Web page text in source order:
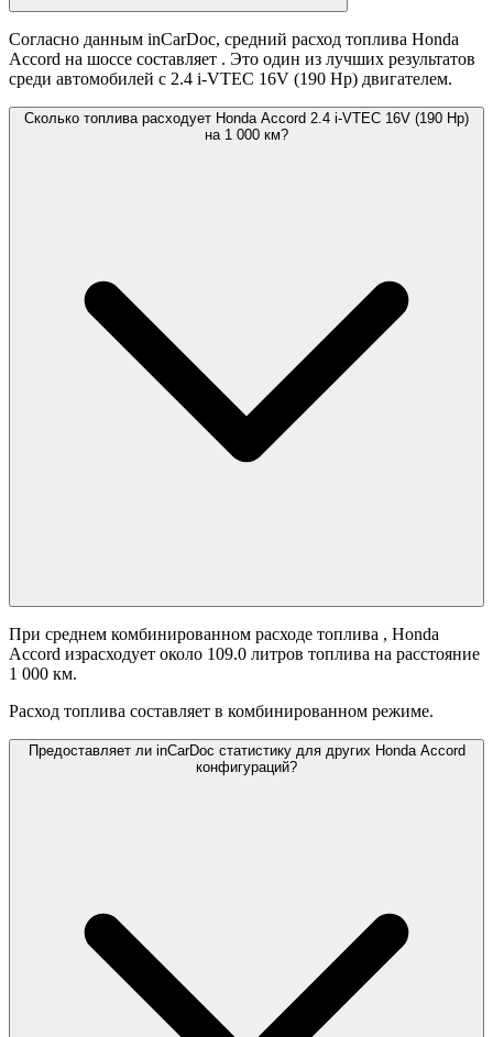
Согласно данным inCarDoc, средний расход топлива Honda
Accord на шоссе составляет . Это один из лучших результатов
среди автомобилей с 2.4 i-VTEC 16V (190 Hp) двигателем.
Сколько топлива расходует Honda Accord 2.4 i-VTEC 16V (190 Hp)
на 1 000 км?
При среднем комбинированном расходе топлива , Honda
Accord израсходует около 109.0 литров топлива на расстояние
1 000 км.
Расход топлива составляет в комбинированном режиме.
Предоставляет ли inCarDoc статистику для других Honda Accord
конфигураций?